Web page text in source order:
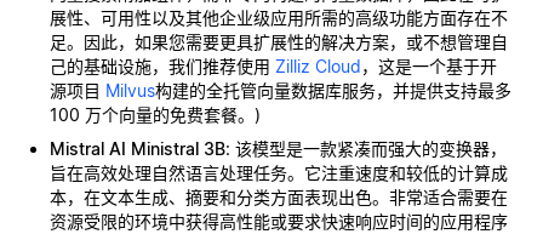
展性、可用性以及其他企业级应用所需的高级功能方面存在不
足。因此，如果您需要更具扩展性的解决方案，或不想管理自
己的基础设施，我们推荐使用 Zilliz Cloud，这是一个基于开
源项目 Milvus构建的全托管向量数据库服务，并提供支持最多
100 万个向量的免费套餐。)
Mistral AI Ministral 3B: 该模型是一款紧凑而强大的变换器，
旨在高效处理自然语言处理任务。它注重速度和较低的计算成
本，在文本生成、摘要和分类方面表现出色。非常适合需要在
资源受限的环境中获得高性能或要求快速响应时间的应用程序